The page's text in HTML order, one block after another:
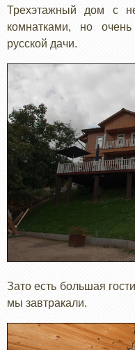
Трехэтажный дом с
комнатками, но
русской дачи.
Зато есть большая
мы завтракали.